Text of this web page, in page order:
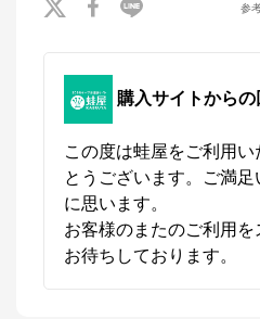
参
購入サイトからの
この度は蛙屋をご利用
とうございます。ご満
に思います。
お客様のまたのご利用を
お待ちしております。